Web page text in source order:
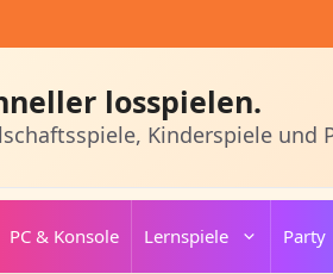
losspielen.
Kinderspiele und
PC & Konsole Lernspiele Party